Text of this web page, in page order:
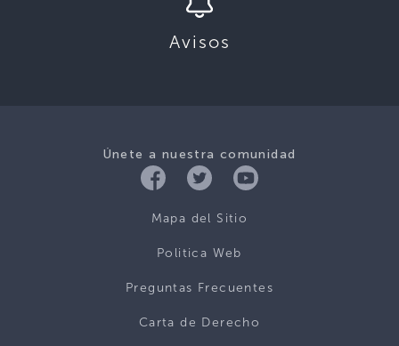
Avisos
Únete a nuestra comunidad
Mapa del Sitio
Politica Web
Preguntas Frecuentes
Carta de Derecho